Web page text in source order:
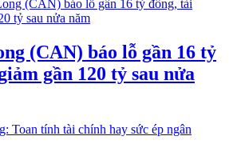
(CAN) báo lỗ gần 16 tỷ
gần 120 tỷ sau nửa